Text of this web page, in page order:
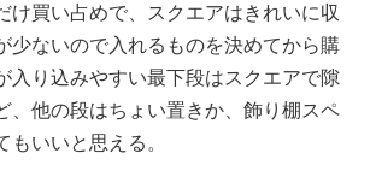
け買い占めで、スクエアはきれいに収
少ないので入れるものを決めてから購
入り込みやすい最下段はスクエアで隙
、他の段はちょい置きか、飾り棚スペ
もいいと思える。